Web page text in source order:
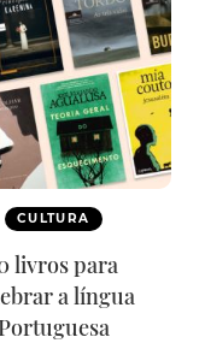
CULTURA
livros para
a língua
Portuguesa